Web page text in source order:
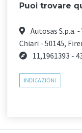
Puoi trovare
Autosas S.p.a.
Chiari - 50145,
11,1961393 -
INDICAZIONI